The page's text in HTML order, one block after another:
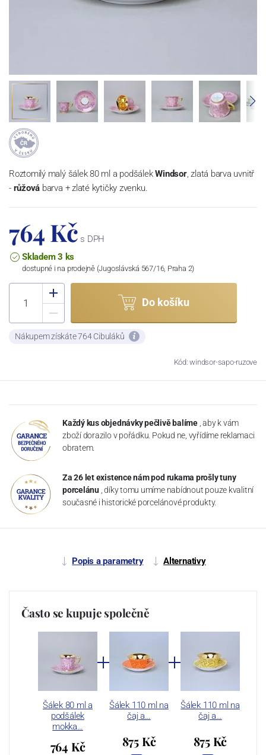
Roztomilý malý šálek 80 ml a podšálekWindsor, zlatá barva uvnitř
- růžová barva + zlaté kytičky zvenku.
764 Kč s DPH
Skladem 3 ks
dostupné i na prodejně (Jugoslávská 567/16, Praha 2)
Do košíku
Nákupem získáte 764 Cibuláků
Kód: windsor-sapo-ruzove
Každý kus objednávky pečlivě balíme , aby k vám
zboží dorazilo v pořádku. Pokud ne, vyřídíme reklamaci
obratem.
Za 26 let existence nám pod rukama prošly tuny
porcelánu , díky tomu umíme nabídnout pouze kvalitní
současné i historické porcelánové produkty.
Popis a parametry Alternativy
Často se kupuje společně
Šálek 80 ml a
podšálek
mokka…
764 Kč
Šálek 110 ml na
čaj a…
875 Kč
Šálek 110 ml na
čaj a…
875 Kč